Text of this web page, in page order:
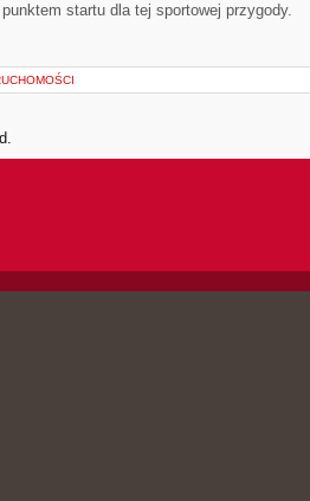
startu dla tej sportowej przygody.